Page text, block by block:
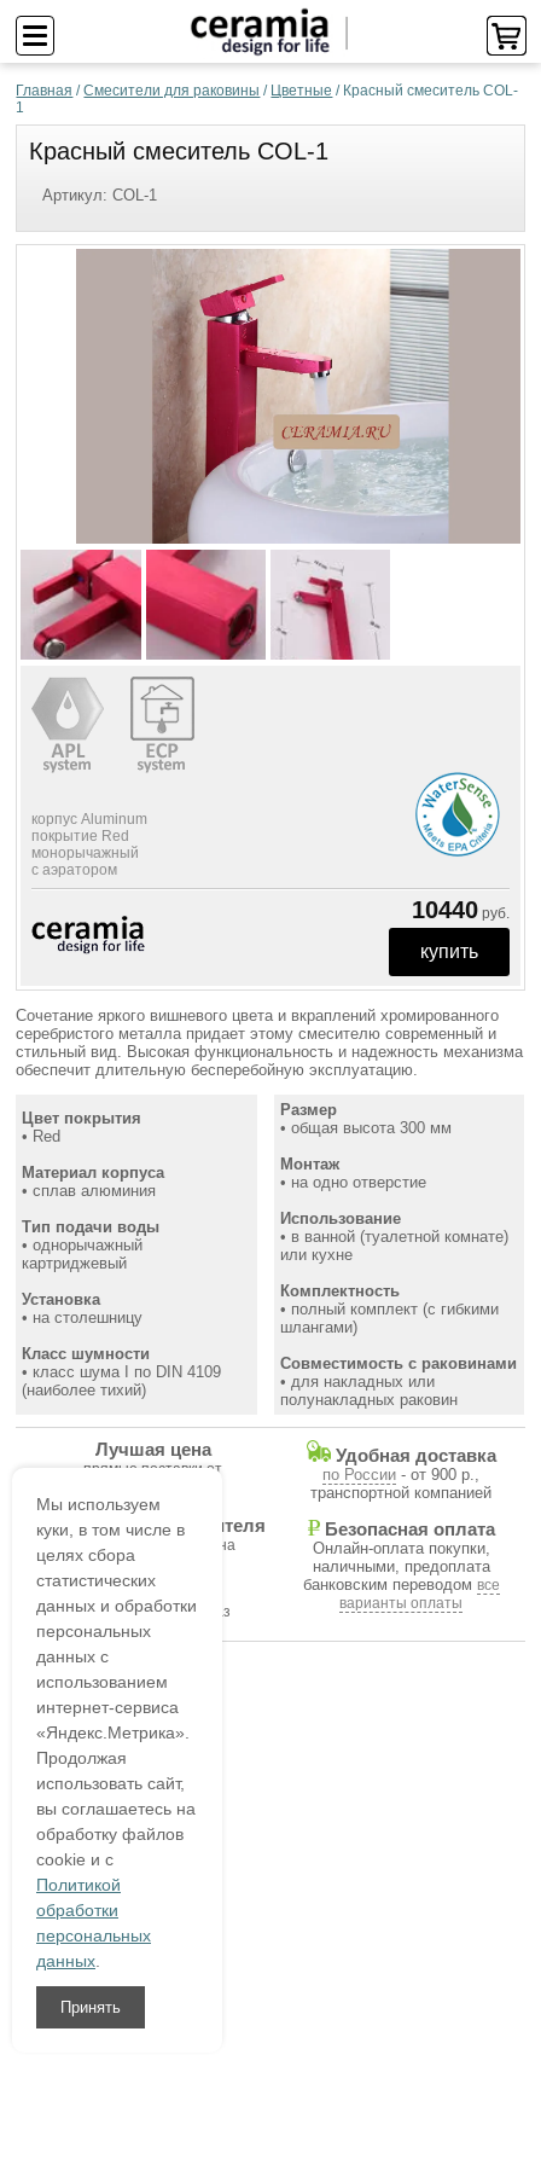
Главная /Смесители для раковины / Цветные / Красный смеситель COL-
1
Красный смеситель COL-1
Артикул:COL-1
корпус Aluminum
покрытие Red
монорычажный
с аэратором
10440 руб.
Сочетание яркого вишневого цвета и вкраплений хромированного
серебристого металла придает этому смесителю современный и
стильный вид. Высокая функциональность и надежность механизма
обеспечит длительную бесперебойную эксплуатацию.
Цвет покрытия
• Red
Материал корпуса
• сплав алюминия
Тип подачи воды
• однорычажный
картриджевый
Установка
• на столешницу
Класс шумности
• класс шума I по DIN 4109
(наиболее тихий)
Размер
• общая высота 300 мм
Монтаж
• на одно отверстие
Использование
• в ванной (туалетной комнате)
или кухне
Комплектность
• полный комплект (с гибкими
шлангами)
Совместимость с раковинами
• для накладных или
полунакладных раковин
Лучшая цена
прямые поставки от
Удобная доставка
по России - от 900 р.,
транспортной компанией
Безопасная оплата
Онлайн-оплата покупки,
наличными, предоплата
банковским переводом все
варианты оплаты
Гарантия производителя
на все товары магазина
В течение часа
подтвердим ваш заказ
Мы используем
куки, в том числе в
целях сбора
статистических
данных и обработки
персональных
данных с
использованием
интернет-сервиса
«Яндекс.Метрика».
Продолжая
использовать сайт,
вы соглашаетесь на
обработку файлов
cookie и с
Политикой
обработки
персональных
данных
Принять